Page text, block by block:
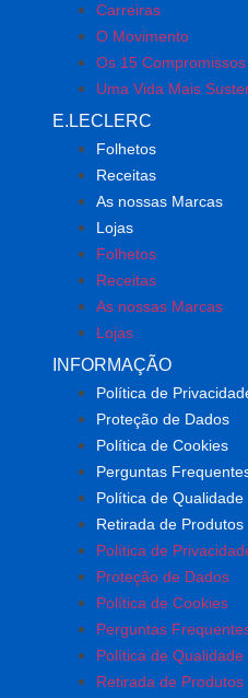
Carreiras
O Movimento
Os 15
Uma Vida Mais
E.LECLERC
Folhetos
Receitas
As nossas Marcas
Lojas
Folhetos
Receitas
As nossas Marcas
Lojas
INFORMAÇÃO
Política de
Proteção de Dados
Política de Cookies
Perguntas
Política de Qualidade
Retirada de Produtos
Política de
Proteção de Dados
Política de Cookies
Perguntas
Política de Qualidade
Retirada de Produtos